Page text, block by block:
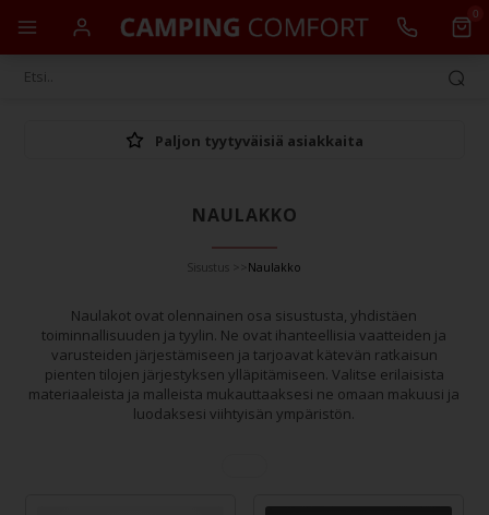
0
Paljon tyytyväisiä asiakkaita
NAULAKKO
Sisustus Naulakko
Naulakot ovat olennainen osa sisustusta, yhdistäen
toiminnallisuuden ja tyylin. Ne ovat ihanteellisia vaatteiden ja
varusteiden järjestämiseen ja tarjoavat kätevän ratkaisun
pienten tilojen järjestyksen ylläpitämiseen. Valitse erilaisista
materiaaleista ja malleista mukauttaaksesi ne omaan makuusi ja
luodaksesi viihtyisän ympäristön.